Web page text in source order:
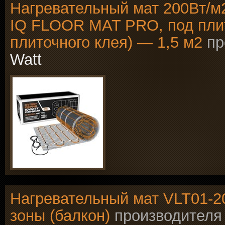
Нагревательный мат 200Вт/
IQ FLOOR MAT PRO, под
плиточного клея) — 1,5 м2
Watt
Нагревательный мат VLT01-
зоны (балкон)